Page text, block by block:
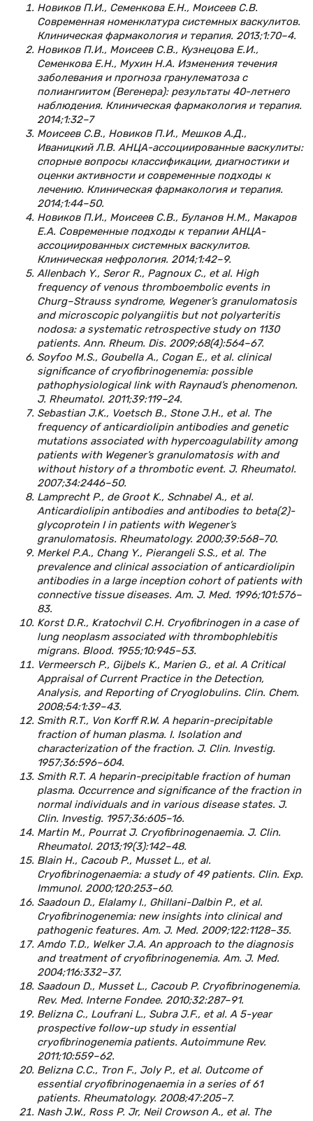
Новиков П.И., Семенкова Е.Н., Моисеев С.В.
Современная номенклатура системных васкулитов.
Клиническая фармакология и терапия. 2013;1:70–4.
Новиков П.И., Моисеев С.В., Кузнецова Е.И.,
Семенкова Е.Н., Мухин Н.А. Изменения течения
заболевания и прогноза гранулематоза с
полиангиитом (Вегенера): результаты 40-летнего
наблюдения. Клиническая фармакология и терапия.
2014;1:32–7
Моисеев С.В., Новиков П.И., Мешков А.Д.,
Иваницкий Л.В. АНЦА-ассоциированные васкулиты:
спорные вопросы классификации, диагностики и
оценки активности и современные подходы к
лечению. Клиническая фармакология и терапия.
2014;1:44–50.
Новиков П.И., Моисеев С.В., Буланов Н.М., Макаров
Е.А. Современные подходы к терапии АНЦА-
ассоциированных системных васкулитов.
Клиническая нефрология. 2014;1:42–9.
Allenbach Y., Seror R., Pagnoux C., et al. High
frequency of venous thromboembolic events in
Churg–Strauss syndrome, Wegener’s granulomatosis
and microscopic polyangiitis but not polyarteritis
nodosa: a systematic retrospective study on 1130
patients. Ann. Rheum. Dis. 2009;68(4):564–67.
Soyfoo M.S., Goubella A., Cogan E., et al. clinical
significance of cryofibrinogenemia: possible
pathophysiological link with Raynaud’s phenomenon.
J. Rheumatol. 2011;39:119–24.
Sebastian J.K., Voetsch B., Stone J.H., et al. The
frequency of anticardiolipin antibodies and genetic
mutations associated with hypercoagulability among
patients with Wegener’s granulomatosis with and
without history of a thrombotic event. J. Rheumatol.
2007;34:2446–50.
Lamprecht P., de Groot K., Schnabel A., et al.
Anticardiolipin antibodies and antibodies to beta(2)-
glycoprotein I in patients with Wegener’s
granulomatosis. Rheumatology. 2000;39:568–70.
Merkel P.A., Chang Y., Pierangeli S.S., et al. The
prevalence and clinical association of anticardiolipin
antibodies in a large inception cohort of patients with
connective tissue diseases. Am. J. Med. 1996;101:576–
83.
Korst D.R., Kratochvil C.H. Cryofibrinogen in a case of
lung neoplasm associated with thrombophlebitis
migrans. Blood. 1955;10:945–53.
Vermeersch P., Gijbels K., Marien G., et al. A Critical
Appraisal of Current Practice in the Detection,
Analysis, and Reporting of Cryoglobulins. Clin. Chem.
2008;54:1:39–43.
Smith R.T., Von Korff R.W. A heparin-precipitable
fraction of human plasma. I. Isolation and
characterization of the fraction. J. Clin. Investig.
1957;36:596–604.
Smith R.T. A heparin-precipitable fraction of human
plasma. Occurrence and significance of the fraction in
normal individuals and in various disease states. J.
Clin. Investig. 1957;36:605–16.
Martin M., Pourrat J. Cryofibrinogenaemia. J. Clin.
Rheumatol. 2013;19(3):142–48.
Blain H., Cacoub P., Musset L., et al.
Cryofibrinogenaemia: a study of 49 patients. Clin. Exp.
Immunol. 2000;120:253–60.
Saadoun D., Elalamy I., Ghillani-Dalbin P., et al.
Cryofibrinogenemia: new insights into clinical and
pathogenic features. Am. J. Med. 2009;122:1128–35.
Amdo T.D., Welker J.A. An approach to the diagnosis
and treatment of cryofibrinogenemia. Am. J. Med.
2004;116:332–37.
Saadoun D., Musset L., Cacoub P. Cryofibrinogenemia.
Rev. Med. Interne Fondee. 2010;32:287–91.
Belizna C., Loufrani L., Subra J.F., et al. A 5-year
prospective follow-up study in essential
cryofibrinogenemia patients. Autoimmune Rev.
2011;10:559–62.
Belizna C.C., Tron F., Joly P., et al. Outcome of
essential cryofibrinogenaemia in a series of 61
patients. Rheumatology. 2008;47:205–7.
Nash J.W., Ross P. Jr, Neil Crowson A., et al. The